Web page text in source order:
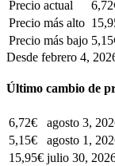
Precio actual
Precio más alto
Precio más bajo
Desde febrero 4,
Último cambio de
6,72€
agosto 3,
5,15€
agosto 1,
15,95€ julio 30,